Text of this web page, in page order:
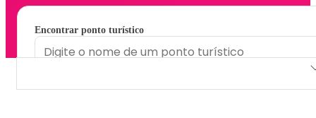
Encontrar ponto turístico